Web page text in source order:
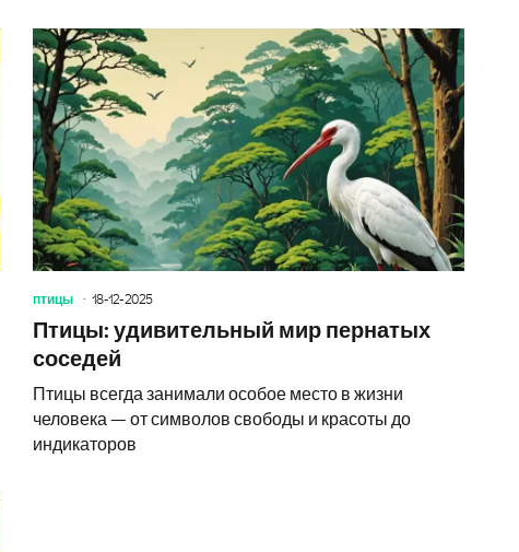
загадочные создания, о которых стоит узнать большеПтицы:
птицы 18-12-2025
Птицы: удивительный мир пернатых
соседей
Птицы всегда занимали особое место в жизни
человека — от символов свободы и красоты до
индикаторов
удивительный мир пернатых соседей и роль майны вира в